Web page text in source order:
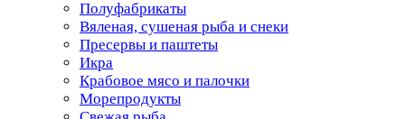
Полуфабрикаты
Вяленая, сушеная рыба и снеки
Пресервы и паштеты
Икра
Крабовое мясо и палочки
Морепродукты